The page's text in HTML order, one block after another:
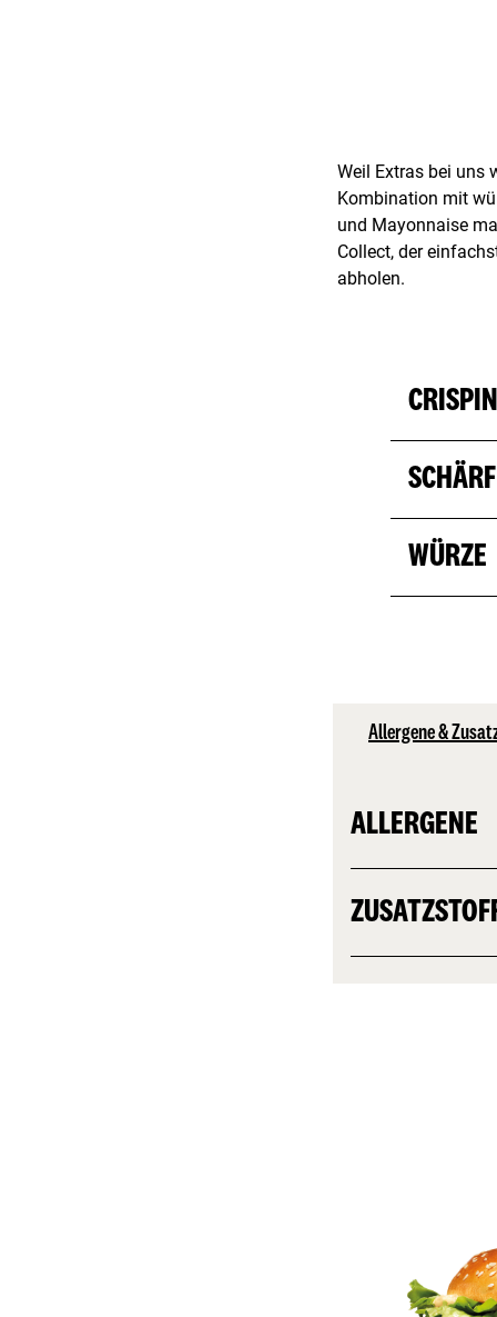
Weil Extras bei uns
Kombination mit
und Mayonnaise
Collect, der
abholen.
WÜRZE
Allergene &
ALLERGENE